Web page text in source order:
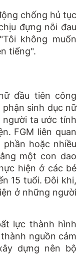
chống hủ tục
đựng nỗi đau
không muốn
tiếng".
đầu tiên công
sinh dục nữ
người ta ước tính
FGM liên quan
hoặc nhiều
một con dao
hiện ở các bé
15 tuổi. Đôi khi,
ở những người
lực thành hình
nguồn cảm
dựng nên bộ